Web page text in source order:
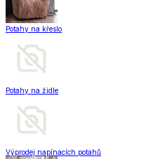
Potahy na křeslo
Potahy na židle
Výprodej napínacích potahů